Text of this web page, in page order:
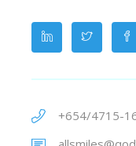
+654/4715-